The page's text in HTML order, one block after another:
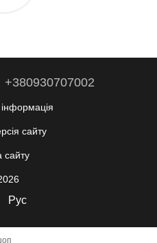
+380930707002
сайту
сайту
Рус